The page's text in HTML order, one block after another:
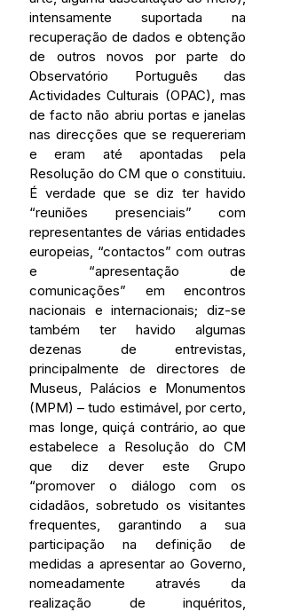
intensamente suportada na
recuperação de dados e obtenção
de outros novos por parte do
Observatório Português das
Actividades Culturais (OPAC), mas
de facto não abriu portas e janelas
nas direcções que se requereriam
e eram até apontadas pela
Resolução do CM que o constituiu.
É verdade que se diz ter havido
“reuniões presenciais” com
representantes de várias entidades
europeias, “contactos” com outras
e “apresentação de
comunicações” em encontros
nacionais e internacionais; diz-se
também ter havido algumas
dezenas de entrevistas,
principalmente de directores de
Museus, Palácios e Monumentos
(MPM) – tudo estimável, por certo,
mas longe, quiçá contrário, ao que
estabelece a Resolução do CM
que diz dever este Grupo
“promover o diálogo com os
cidadãos, sobretudo os visitantes
frequentes, garantindo a sua
participação na definição de
medidas a apresentar ao Governo,
nomeadamente através da
realização de inquéritos,